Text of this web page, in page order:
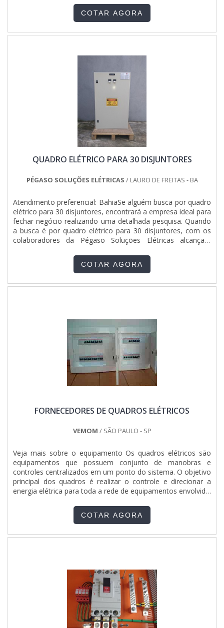
cliente. O serviço de instalação de quadro de distribuição
trifásico A empresa trabalha com dois tipos de negócio qu....
COTAR AGORA
QUADRO ELÉTRICO PARA 30 DISJUNTORES
PÉGASO SOLUÇÕES ELÉTRICAS / LAURO DE FREITAS - BA
Atendimento preferencial: BahiaSe alguém busca por quadro
elétrico para 30 disjuntores, encontrará a empresa ideal para
fechar negócio realizando uma detalhada pesquisa. Quando
a busca é por quadro elétrico para 30 disjuntores, com os
colaboradores da Pégaso Soluções Elétricas alcançará
SOBRE O QUADRO ELÉTRICO PARA 30 DISJUNTORESA
Pégaso Soluções Elétricas foca seus esforços em produzir
qualidade onde são realizadas as atividades e fábrica com
empresa demonstrar competência, excelência e destaque
em sua área de atuação. A Pégaso Soluções Elétricas se
mostra referência por ter: Profissionais com vasta
experiência na área de atuação; Atendimento a construtoras
e grandes varejistas; Matéria-prima de excelente qualidade;
Fábrica em localização privilegiada com fácil acesso por
estradas e rodovias.Sem trocar o foco sobre quadro elétrico
assertividade, características simples, mas que mostram o
é a razão pela qual a Pégaso Soluções Elétricas é uma
segmento de engenharia. O foco é oferecer a tecnologia e
desenvolvimento no que gera resultado e qualidade para os
clientes.EFICIÊNCIA E QUALIDADE COMPROVADAApenas na
Pégaso Soluções Elétricas tem o que há de melhor no
mercado de engenharia. Prezando pelo que há de mais
moderno, traz inovações e variedades em painel de
transferência automática para geradores e quadro para
sistema de incêndio com ótima qualidade e excelente custo-
benefício.A empresa conta com um time de profissionais
qualificados para o serviço, além de investir em
qualidade que comprova sua essência de trazer o melhor
COTAR AGORA
FORNECEDORES DE QUADROS ELÉTRICOS
VEMOM / SÃO PAULO - SP
Veja mais sobre o equipamento Os quadros elétricos são
equipamentos que possuem conjunto de manobras e
controles centralizados em um ponto do sistema. O objetivo
principal dos quadros é realizar o controle e direcionar a
energia elétrica para toda a rede de equipamentos envolvida.
por parte da fabricante de quadros elétricos. Somente
profissionais de fornecedores de quadros elétricos,....
COTAR AGORA